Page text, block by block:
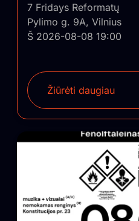
7 Fridays Reformatų
Pylimo g. 9A, Vilnius
Š 2026-08-08 19:00
Žiūrėti daugiau